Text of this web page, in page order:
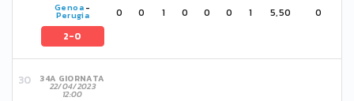
Genoa-
Perugia
2-0
0 0 1 0 0 0 1 5,50 0
34A GIORNATA
22/04/2023
12:00